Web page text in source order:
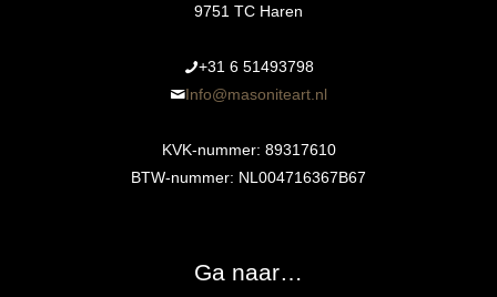
9751 TC Haren
+31 6 51493798‬
Info@masoniteart.nl
KVK-nummer: 89317610
BTW-nummer: NL004716367B67
Ga naar…